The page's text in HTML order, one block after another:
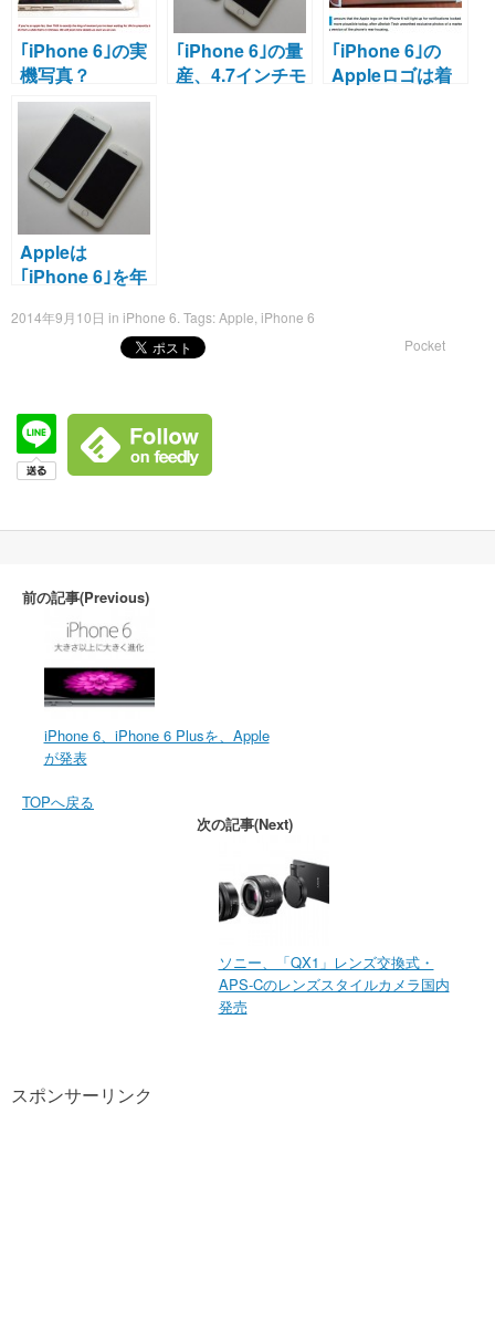
｢iPhone 6｣の実
機写真？
｢iPhone 6｣の量
産、4.7インチモ
｢iPhone 6｣の
Appleロゴは着
Appleは
｢iPhone 6｣を年
8,000万台生産す
2014年9月10日 in iPhone 6 . Tags:Apple iPhone 6
Pocket
前の記事(Previous)
iPhone 6、iPhone 6 Plusを、Apple
が発表
TOPへ戻る
次の記事(Next)
ソニー、「QX1」レンズ交換式・
APS-Cのレンズスタイルカメラ国内
発売
スポンサーリンク